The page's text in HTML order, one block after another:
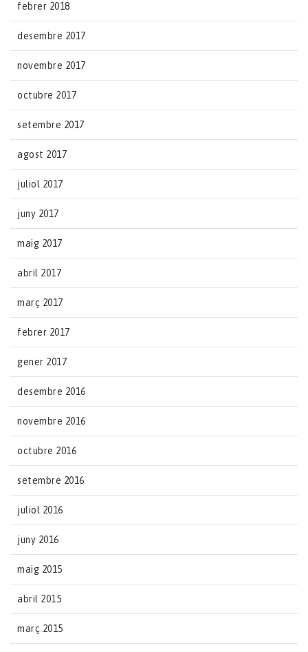
febrer 2018
desembre 2017
novembre 2017
octubre 2017
setembre 2017
agost 2017
juliol 2017
juny 2017
maig 2017
abril 2017
març 2017
febrer 2017
gener 2017
desembre 2016
novembre 2016
octubre 2016
setembre 2016
juliol 2016
juny 2016
maig 2015
abril 2015
març 2015